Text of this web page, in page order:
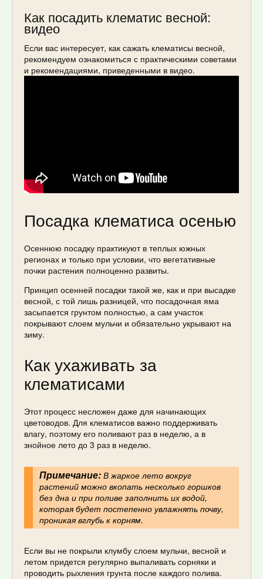
Как посадить клематис весной:
видео
Если вас интересует, как сажать клематисы весной,
рекомендуем ознакомиться с практическими советами
и рекомендациями, приведенными в видео.
Посадка клематиса осенью
Осеннюю посадку практикуют в теплых южных
регионах и только при условии, что вегетативные
почки растения полноценно развиты.
Принцип осенней посадки такой же, как и при высадке
весной, с той лишь разницей, что посадочная яма
засыпается грунтом полностью, а сам участок
покрывают слоем мульчи и обязательно укрывают на
зиму.
Как ухаживать за
клематисами
Этот процесс несложен даже для начинающих
цветоводов. Для клематисов важно поддерживать
влагу, поэтому его поливают раз в неделю, а в
знойное лето до 3 раз в неделю.
Примечание:В жаркое лето вокруг
растений можно вкопать несколько горшков
без дна и при поливе заполнить их водой,
которая будет постепенно увлажнять почву,
проникая вглубь к корням.
Если вы не покрыли клумбу слоем мульчи, весной и
летом придется регулярно выпаливать сорняки и
проводить рыхления грунта после каждого полива.